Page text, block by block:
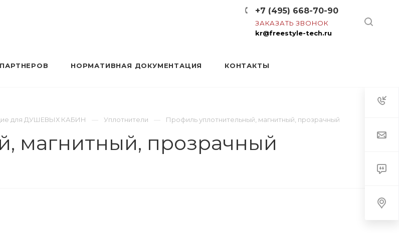
+7 (495) 668-70-90
ЗАКАЗАТЬ ЗВОНОК
kr@freestyle-tech.ru
НОРМАТИВНАЯ ДОКУМЕНТАЦИЯ КОНТАКТЫ
для ДУШЕВЫХ КАБИН Уплотнители Профиль уплотнительный, магнитный, прозрачный
магнитный, прозрачный